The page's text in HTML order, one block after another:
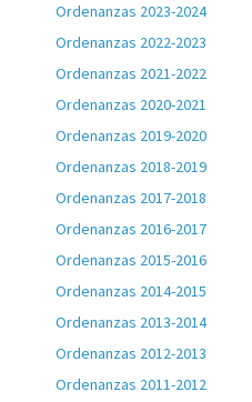
Ordenanzas 2023-2024
Ordenanzas 2022-2023
Ordenanzas 2021-2022
Ordenanzas 2020-2021
Ordenanzas 2019-2020
Ordenanzas 2018-2019
Ordenanzas 2017-2018
Ordenanzas 2016-2017
Ordenanzas 2015-2016
Ordenanzas 2014-2015
Ordenanzas 2013-2014
Ordenanzas 2012-2013
Ordenanzas 2011-2012